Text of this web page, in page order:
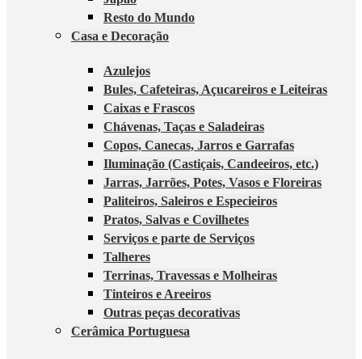
Resto do Mundo
Casa e Decoração
Azulejos
Bules, Cafeteiras, Açucareiros e Leiteiras
Caixas e Frascos
Chávenas, Taças e Saladeiras
Copos, Canecas, Jarros e Garrafas
Iluminação (Castiçais, Candeeiros, etc.)
Jarras, Jarrões, Potes, Vasos e Floreiras
Paliteiros, Saleiros e Especieiros
Pratos, Salvas e Covilhetes
Serviços e parte de Serviços
Talheres
Terrinas, Travessas e Molheiras
Tinteiros e Areeiros
Outras peças decorativas
Cerâmica Portuguesa